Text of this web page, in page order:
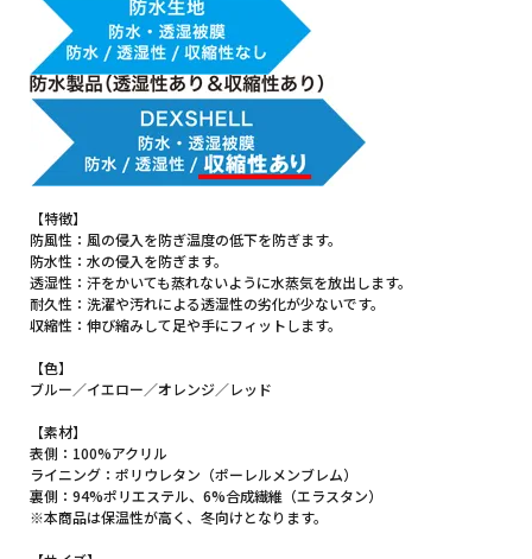
【特徴】
防風性：風の侵入を防ぎ温度の低下を防ぎます。
防水性：水の侵入を防ぎます。
透湿性：汗をかいても蒸れないように水蒸気を放出します。
耐久性：洗濯や汚れによる透湿性の劣化が少ないです。
収縮性：伸び縮みして足や手にフィットします。
【色】
ブルー／イエロー／オレンジ／レッド
【素材】
表側：100%アクリル
ライニング：ポリウレタン（ポーレルメンブレム）
裏側：94%ポリエステル、6%合成繊維（エラスタン）
※本商品は保温性が高く、冬向けとなります。